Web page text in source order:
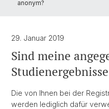
anonym?
29. Januar 2019
Sind meine
Die von Ihnen bei der
werden lediglich dafür